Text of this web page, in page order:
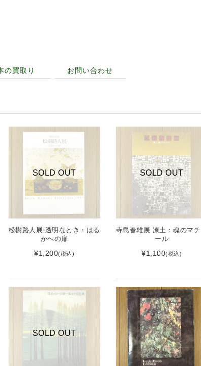
の買取り お問い合わせ
SOLD OUT
松樹路人展 透明なとき・はる
かへの扉
¥1,200(税込)
SOLD OUT
寺島春雄展 凍土：魂のマチ
ール
¥1,100(税込)
SOLD OUT